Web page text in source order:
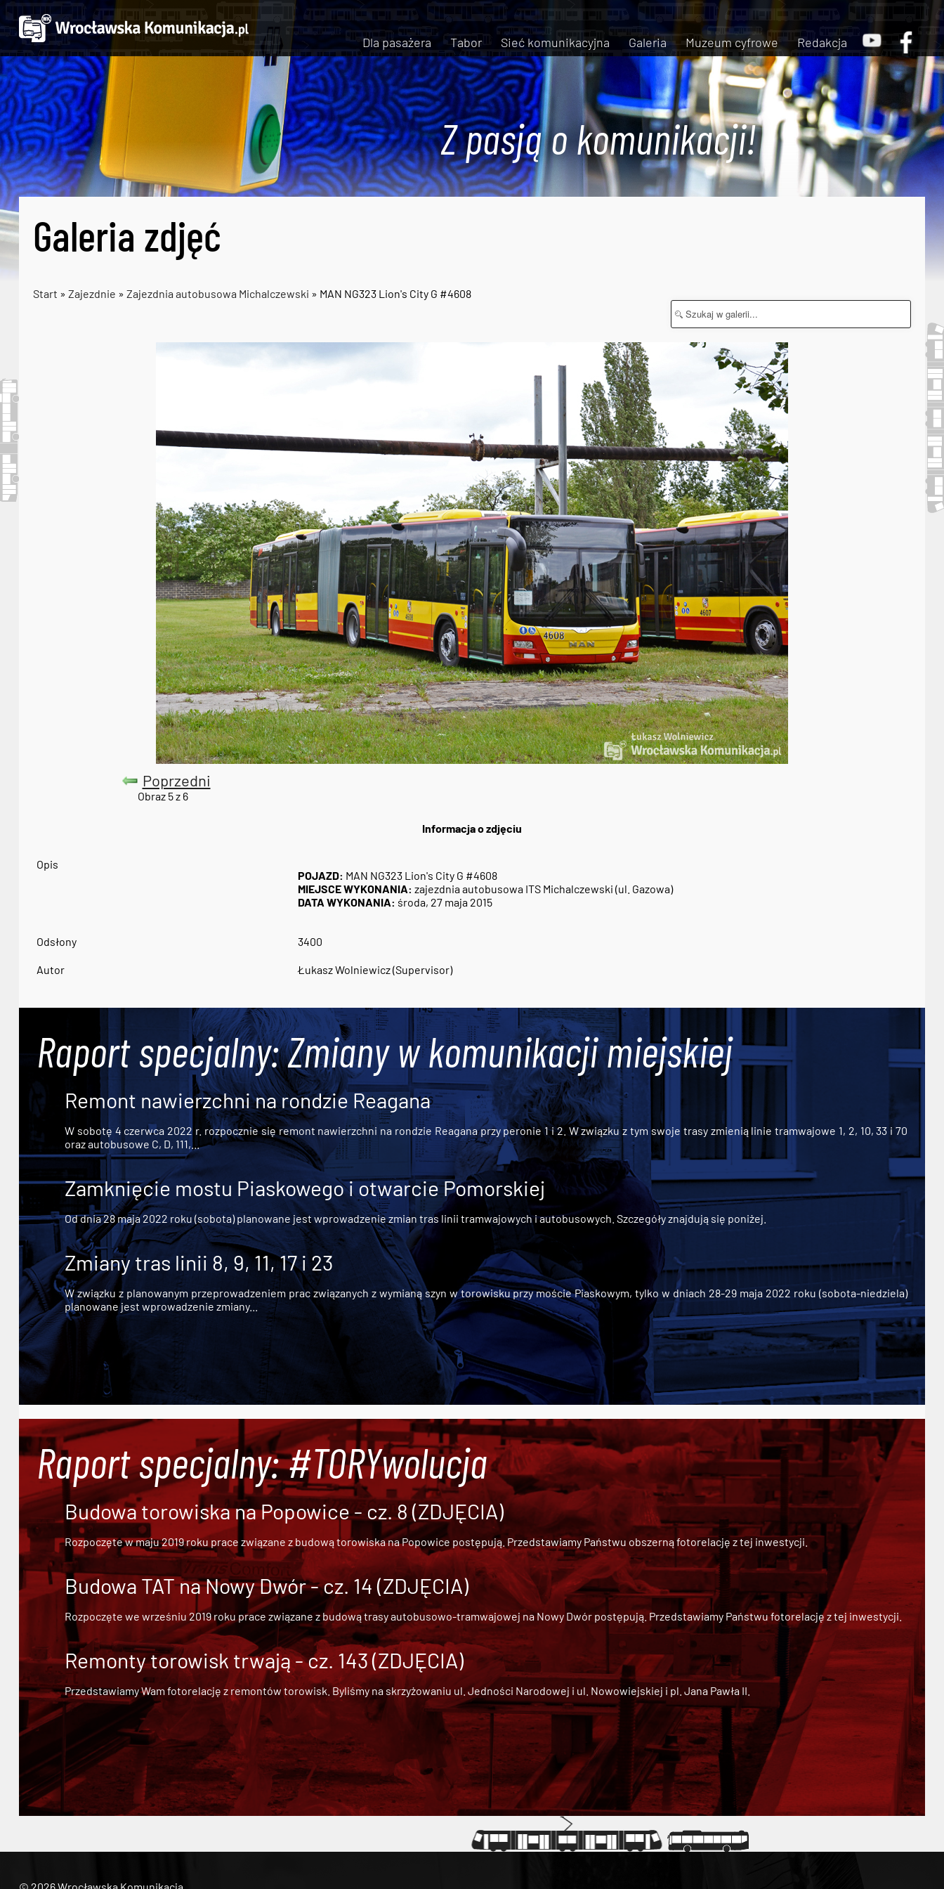
Dla pasażera Tabor Sieć komunikacyjna Galeria Muzeum cyfrowe Redakcja
Z pasją o komunikacji!
Galeria zdjęć
Start » Zajezdnie » Zajezdnia autobusowa Michalczewski » MAN NG323 Lion's City G #4608
Poprzedni
Obraz 5 z 6
Informacja o zdjęciu
Opis
POJAZD: MAN NG323 Lion's City G #4608
MIEJSCE WYKONANIA: zajezdnia autobusowa ITS Michalczewski (ul. Gazowa)
DATA WYKONANIA: środa, 27 maja 2015
Odsłony 3400
Autor Łukasz Wolniewicz (Supervisor)
Raport specjalny: Zmiany w komunikacji miejskiej
Remont nawierzchni na rondzie Reagana
W sobotę 4 czerwca 2022 r. rozpocznie się remont nawierzchni na rondzie Reagana przy peronie 1 i 2. W związku z tym swoje trasy zmienią linie tramwajowe 1, 2, 10, 33 i 70
oraz autobusowe C, D, 111,...
Zamknięcie mostu Piaskowego i otwarcie Pomorskiej
Od dnia 28 maja 2022 roku (sobota) planowane jest wprowadzenie zmian tras linii tramwajowych i autobusowych. Szczegóły znajdują się poniżej.
Zmiany tras linii 8, 9, 11, 17 i 23
W związku z planowanym przeprowadzeniem prac związanych z wymianą szyn w torowisku przy moście Piaskowym, tylko w dniach 28-29 maja 2022 roku (sobota-niedziela)
planowane jest wprowadzenie zmiany...
Raport specjalny: #TORYwolucja
Budowa torowiska na Popowice - cz. 8 (ZDJĘCIA)
Rozpoczęte w maju 2019 roku prace związane z budową torowiska na Popowice postępują. Przedstawiamy Państwu obszerną fotorelację z tej inwestycji.
Budowa TAT na Nowy Dwór - cz. 14 (ZDJĘCIA)
Rozpoczęte we wrześniu 2019 roku prace związane zbudową trasy autobusowo-tramwajowej na Nowy Dwórpostępują. Przedstawiamy Państwu fotorelację z tej inwestycji.
Remonty torowisk trwają - cz. 143 (ZDJĘCIA)
Przedstawiamy Wam fotorelację z remontów torowisk. Byliśmy na skrzyżowaniu ul. Jedności Narodowej i ul. Nowowiejskiej i pl. Jana Pawła II.